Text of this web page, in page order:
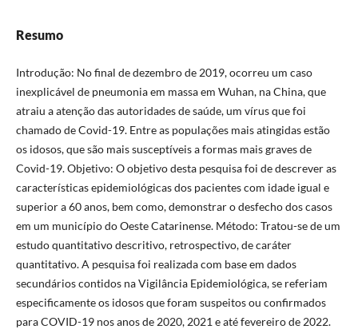
Resumo
Introdução: No final de dezembro de 2019, ocorreu um caso
inexplicável de pneumonia em massa em Wuhan, na China, que
atraiu a atenção das autoridades de saúde, um vírus que foi
chamado de Covid-19. Entre as populações mais atingidas estão
os idosos, que são mais susceptíveis a formas mais graves de
Covid-19. Objetivo: O objetivo desta pesquisa foi de descrever as
características epidemiológicas dos pacientes com idade igual e
superior a 60 anos, bem como, demonstrar o desfecho dos casos
em um município do Oeste Catarinense. Método: Tratou-se de um
estudo quantitativo descritivo, retrospectivo, de caráter
quantitativo. A pesquisa foi realizada com base em dados
secundários contidos na Vigilância Epidemiológica, se referiam
especificamente os idosos que foram suspeitos ou confirmados
para COVID-19 nos anos de 2020, 2021 e até fevereiro de 2022.